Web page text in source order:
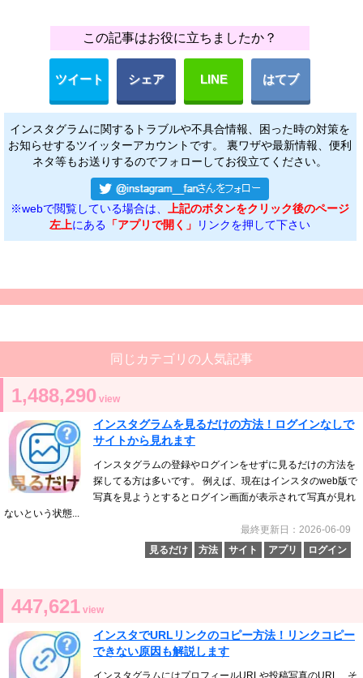
この記事はお役に立ちましたか？
ツイート シェア LINE はてブ
インスタグラムに関するトラブルや不具合情報、困った時の対策を
お知らせするツイッターアカウントです。 裏ワザや最新情報、便利
ネタ等もお送りするのでフォローしてお役立てください。
※webで閲覧している場合は、
上記のボタンをクリック後のページ
左上にある 「アプリで開く」 リンクを押して下さい
同じカテゴリの人気記事
1,488,290 view
インスタグラムを見るだけの方法！ログインなしで
サイトから見れます
インスタグラムの登録やログインをせずに見るだけの方法を
探してる方は多いです。 例えば、現在はインスタのweb版で
写真を見ようとするとログイン画面が表示されて写真が見れ
ないという状態...
最終更新日：2026-06-09
見るだけ
方法 サイト アプリ ログイン
447,621 view
インスタでURLリンクのコピー方法！リンクコピー
できない原因も解説します
インスタグラムにはプロフィールURLや投稿写真のURL、そ